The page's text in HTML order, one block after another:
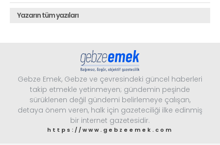
Yazarın tüm yazıları
Gebze Emek, Gebze ve çevresindeki güncel haberleri
takip etmekle yetinmeyen; gündemin peşinde
sürüklenen değil gündemi belirlemeye çalışan,
detaya önem veren, halk için gazeteciliği ilke edinmiş
bir internet gazetesidir.
https://www.gebzeemek.com